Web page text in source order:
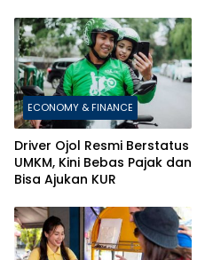
ECONOMY & FINANCE
Driver Ojol Resmi Berstatus
UMKM, Kini Bebas Pajak dan
Bisa Ajukan KUR